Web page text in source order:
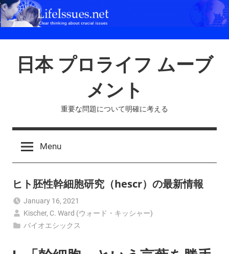
Skip
to
日本 プロライフ ムーブ
メント
重要な問題について明確に考える
Menu
ヒト胚性幹細胞研究（hescr）の最新情報
January 16, 2021
Kischer, C. Ward (ウォード・キッシャー)
バイオエシックス